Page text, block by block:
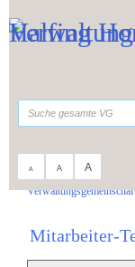
A A A
Mitarbeiter-